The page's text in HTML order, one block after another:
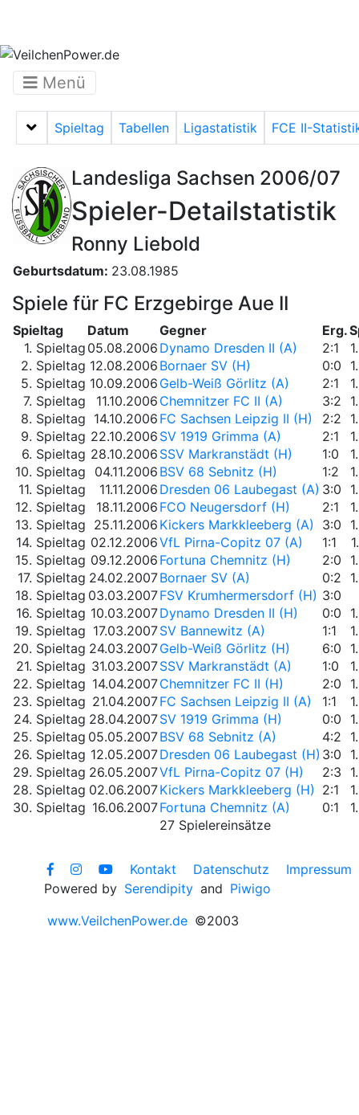
Menü
Menü auf-/zuklappen
Spieltag Tabellen Ligastatistik FCE II-
Landesliga Sachsen 2006/07
Spieler-Detailstatistik
Ronny Liebold
Geburtsdatum: 23.08.1985
Spiele für FC Erzgebirge Aue II
Spieltag Datum Gegner Erg.
1. Spieltag 05.08.2006 Dynamo Dresden II (A) 2:1
2. Spieltag 12.08.2006 Bornaer SV (H) 0:0
5. Spieltag 10.09.2006 Gelb-Weiß Görlitz (A) 2:1
7. Spieltag
11.10.2006 Chemnitzer FC II (A) 3:2
8. Spieltag 14.10.2006 FC Sachsen Leipzig II (H) 2:2
9. Spieltag 22.10.2006 SV 1919 Grimma (A) 2:1
6. Spieltag 28.10.2006 SSV Markranstädt (H) 1:0
10. Spieltag
04.11.2006 BSV 68 Sebnitz (H) 1:2
11. Spieltag
11.11.2006 Dresden 06 Laubegast (A) 3:0
12. Spieltag
18.11.2006 FCO Neugersdorf (H) 2:1
13. Spieltag 25.11.2006 Kickers Markkleeberg (A) 3:0
14. Spieltag 02.12.2006VfL Pirna-Copitz 07 (A) 1:1
15. Spieltag 09.12.2006 Fortuna Chemnitz (H) 2:0
17. Spieltag 24.02.2007Bornaer SV (A) 0:2
18. Spieltag 03.03.2007FSV Krumhermersdorf (H) 3:0
16. Spieltag 10.03.2007Dynamo Dresden II (H) 0:0
19. Spieltag 17.03.2007SV Bannewitz (A) 1:1
20. Spieltag 24.03.2007Gelb-Weiß Görlitz (H) 6:0
21. Spieltag 31.03.2007SSV Markranstädt (A) 1:0
22. Spieltag 14.04.2007Chemnitzer FC II (H) 2:0
23. Spieltag 21.04.2007FC Sachsen Leipzig II (A) 1:1
24. Spieltag 28.04.2007SV 1919 Grimma (H) 0:0
25. Spieltag 05.05.2007BSV 68 Sebnitz (A) 4:2
26. Spieltag 12.05.2007Dresden 06 Laubegast (H) 3:0
29. Spieltag 26.05.2007VfL Pirna-Copitz 07 (H) 2:3
28. Spieltag 02.06.2007Kickers Markkleeberg (H) 2:1
30. Spieltag 16.06.2007Fortuna Chemnitz (A) 0:1
27 Spielereinsätze
Kontakt Datenschutz
Impressum
Powered by Serendipity and Piwigo
www.VeilchenPower.de ©2003